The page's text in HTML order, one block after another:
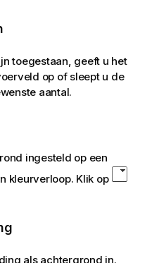
toegestaan, geeft u het
op of sleept u de
aantal.
ingesteld op een
kleurverloop. Klik op
als achtergrond in.